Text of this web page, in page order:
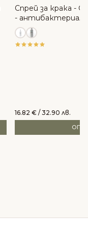
Спрей за крака -
-
16.82 € / 32.90 лв.